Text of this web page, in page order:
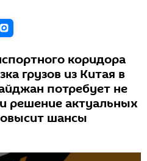
коридора
грузов из Китая в
потребует не
решение актуальных
шансы